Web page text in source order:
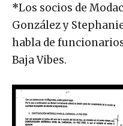
*Los socios de
González y
habla de
Baja Vibes.